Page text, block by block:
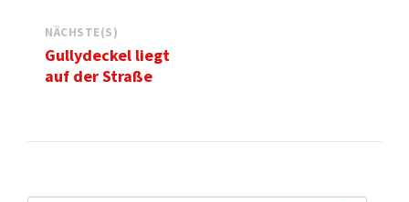
NÄCHSTE(S)
Gullydeckel liegt
auf der Straße